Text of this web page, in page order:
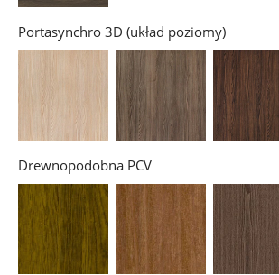
Portasynchro 3D (układ poziomy)
Drewnopodobna PCV